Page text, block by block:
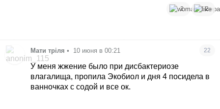
2 2
Мати тріля • 10 июня в 00:21 22
У меня жжение было при дисбактериозе
влагалища, пропила Экобиол и дня 4 посидела в
ванночках с содой и все ок.